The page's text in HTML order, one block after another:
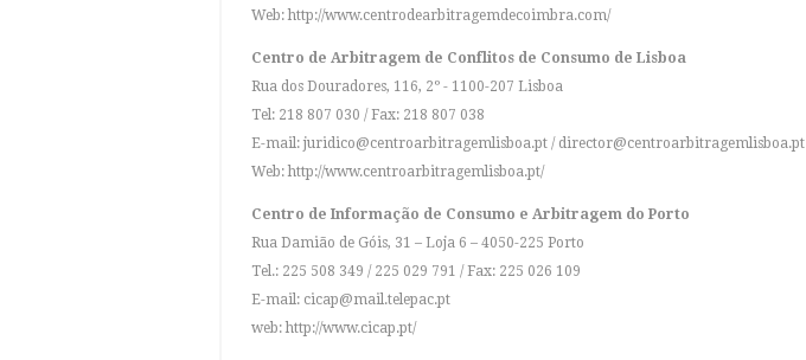
Web: http://www.centrodearbitragemdecoimbra.com/
Centro de Arbitragem de Conflitos de Consumo de Lisboa
Rua dos Douradores, 116, 2º - 1100-207 Lisboa
Tel: 218 807 030 / Fax: 218 807 038
E-mail: juridico@centroarbitragemlisboa.pt/ director@centroarbitragemlisboa.pt
Web: http://www.centroarbitragemlisboa.pt/
Centro de Informação de Consumo e Arbitragem do Porto
Rua Damião de Góis, 31 – Loja 6 – 4050-225 Porto
Tel.: 225 508 349 / 225 029 791 / Fax: 225 026 109
E-mail: cicap@mail.telepac.pt
web: http://www.cicap.pt/